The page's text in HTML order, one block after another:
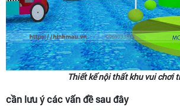
Thiết kế nội thất khu vui chơi
cần lưu ý các vấn đề sau đây